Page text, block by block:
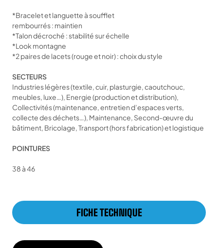
*Bracelet et languette à soufflet
rembourrés : maintien
*Talon décroché : stabilité sur échelle
*Look montagne
*2 paires de lacets (rouge et noir) : choix du style
SECTEURS
Industries légères (textile, cuir, plasturgie, caoutchouc,
meubles, luxe…), Energie (production et distribution),
Collectivités (maintenance, entretien d’espaces verts,
collecte des déchets…), Maintenance, Second-œuvre du
bâtiment, Bricolage, Transport (hors fabrication) et logistique
POINTURES
38 à 46
FICHE TECHNIQUE